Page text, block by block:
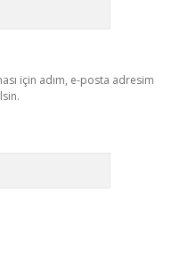
için adım, e-posta adresim